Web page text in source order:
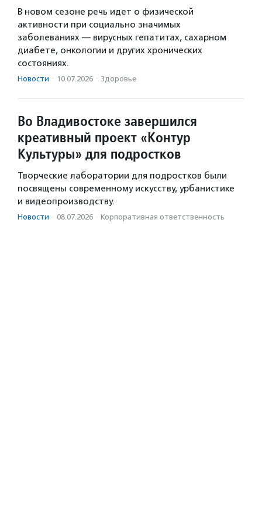
В новом сезоне речь идет о физической
активности при социально значимых
заболеваниях — вирусных гепатитах, сахарном
диабете, онкологии и других хронических
состояниях.
Новости · 10.07.2026 · Здоровье
Во Владивостоке завершился
креативный проект «Контур
Культуры» для подростков
Творческие лаборатории для подростков были
посвящены современному искусству, урбанистике
и видеопроизводству.
Новости · 08.07.2026 · Корпоративная ответственность